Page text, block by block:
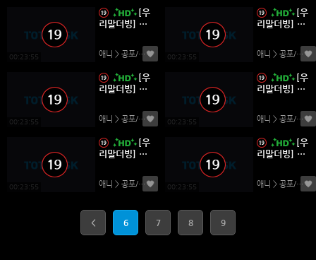
1280.2Audi
o
00:23:55
[우
리말더빙] 몬
2005) - EP7
3.DVDRip-H
1280.2Audi
o
애니 > 공포/스릴러 (0)00:23:55
[우
리말더빙] 몬
2005) - EP7
2.DVDRip-H
1280.2Audi
o
애니 > 공포/스릴러
00:23:55
[우
리말더빙] 몬
2005) - EP7
1.DVDRip-H
1280.2Audi
o
애니 > 공포/스릴러 (0)00:23:55
[우
리말더빙] 몬
2005) - EP6
9.DVDRip-H
1280.2Audi
o
애니 > 공포/스릴러
00:23:55
[우
리말더빙] 몬
2005) - EP6
8.DVDRip-H
1280.2Audi
애니 > 공포/스릴러 (0)00:23:55
[우
리말더빙] 몬
2005) - EP6
7.DVDRip-H
애니 > 공포/스릴러
< 6 7 8 9